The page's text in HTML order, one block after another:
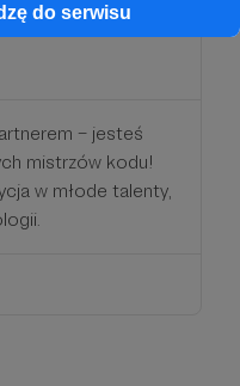
do serwisu
– jesteś
mistrzów kodu!
w młode talenty,